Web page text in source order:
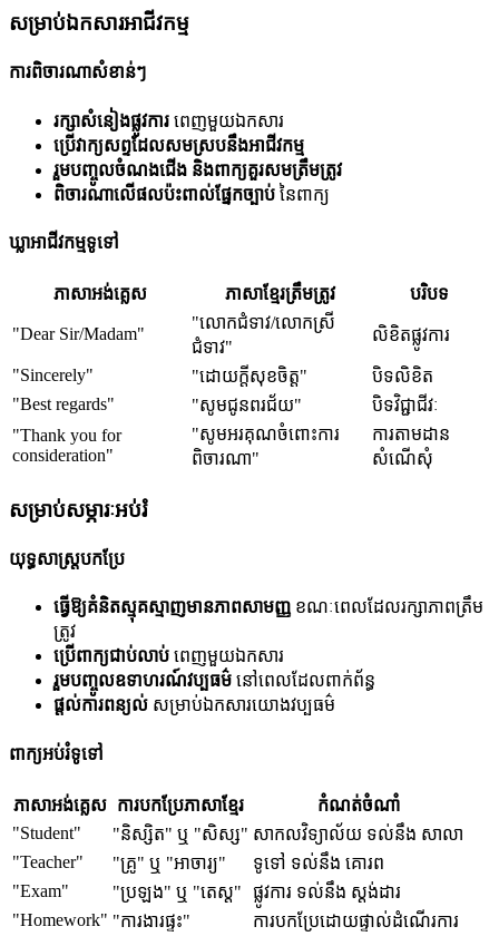
សម្រាប់ឯកសារអាជីវកម្ម
ការពិចារណាសំខាន់ៗ
រក្សាសំនៀងផ្លូវការ ពេញមួយឯកសារ
ប្រើវាក្យសព្ទដែលសមស្របនឹងអាជីវកម្ម
រួមបញ្ចូលចំណងជើង និងពាក្យគួរសមត្រឹមត្រូវ
ពិចារណាលើផលប៉ះពាល់ផ្នែកច្បាប់ នៃពាក្យ
ឃ្លាអាជីវកម្មទូទៅ
ភាសាអង់គ្លេស ភាសាខ្មែរត្រឹមត្រូវ បរិបទ
"Dear Sir/Madam"
"លោកជំទាវ/លោកស្រី
ជំទាវ"
លិខិតផ្លូវការ
"Sincerely" "ដោយក្តីសុខចិត្ត"
បិទលិខិត
"Best regards"
"សូមជូនពរជ័យ"
បិទវិជ្ជាជីវៈ
"Thank you for
consideration"
"សូមអរគុណចំពោះការ
ពិចារណា"
ការតាមដាន
សំណើសុំ
សម្រាប់សម្ភារៈអប់រំ
យុទ្ធសាស្រ្តបកប្រែ
ធ្វើឱ្យគំនិតស្មុគស្មាញមានភាពសាមញ្ញ ខណៈពេលដែលរក្សាភាពត្រឹម
ត្រូវ
ប្រើពាក្យជាប់លាប់ ពេញមួយឯកសារ
រួមបញ្ចូលឧទាហរណ៍វប្បធម៌ នៅពេលដែលពាក់ព័ន្ធ
ផ្តល់ការពន្យល់ សម្រាប់ឯកសារយោងវប្បធម៌
ពាក្យអប់រំទូទៅ
ភាសាអង់គ្លេស ការបកប្រែភាសាខ្មែរ
កំណត់ចំណាំ
"Student"
"និស្សិត" ឬ "សិស្ស" សាកលវិទ្យាល័យ ទល់នឹង សាលា
"Teacher"
"គ្រូ" ឬ "អាចារ្យ"
ទូទៅ ទល់នឹង គោរព
"Exam"
"ប្រឡង" ឬ "តេស្ត"
ផ្លូវការ ទល់នឹង ស្តង់ដារ
"Homework" "ការងារផ្ទះ" ការបកប្រែដោយផ្ទាល់ដំណើរការ